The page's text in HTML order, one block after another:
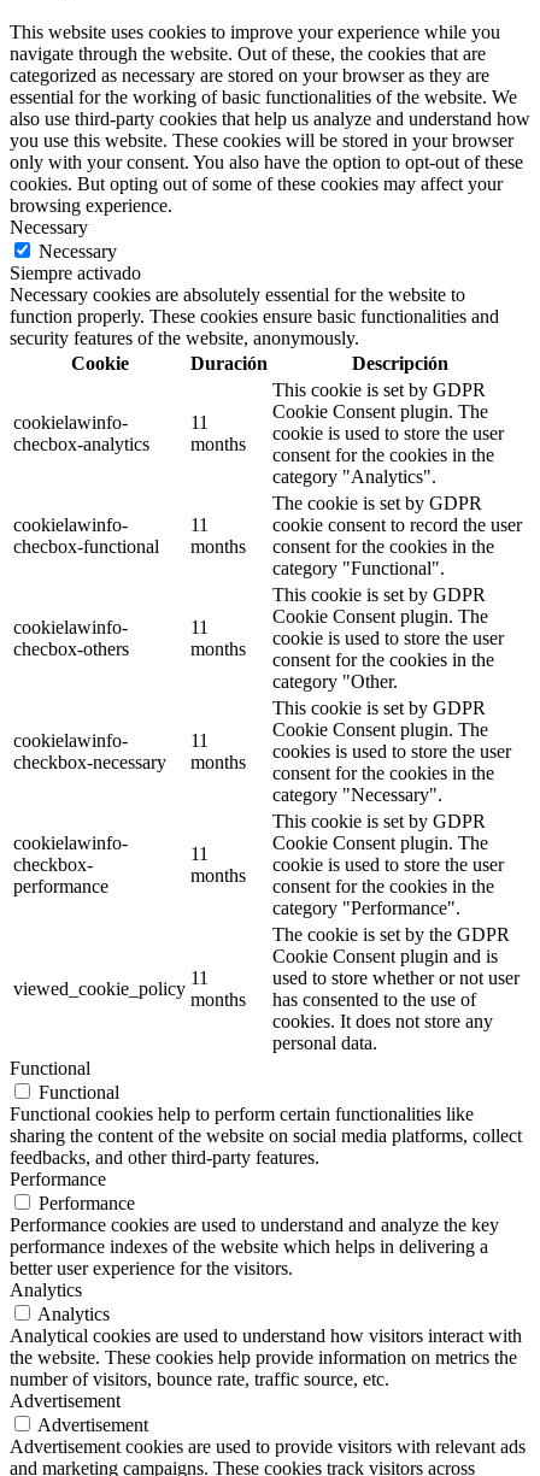
This website uses cookies to improve your experience while you
navigate through the website. Out of these, the cookies that are
categorized as necessary are stored on your browser as they are
essential for the working of basic functionalities of the website. We
also use third-party cookies that help us analyze and understand how
you use this website. These cookies will be stored in your browser
only with your consent. You also have the option to opt-out of these
cookies. But opting out of some of these cookies may affect your
browsing experience.
Necessary
Necessary
Siempre activado
Necessary cookies are absolutely essential for the website to
function properly. These cookies ensure basic functionalities and
security features of the website, anonymously.
Cookie
Duración Descripción
cookielawinfo-
checbox-analytics
11
months
This cookie is set by GDPR
Cookie Consent plugin. The
cookie is used to store the user
consent for the cookies in the
category "Analytics".
cookielawinfo-
checbox-functional
11
months
The cookie is set by GDPR
cookie consent to record the user
consent for the cookies in the
category "Functional".
cookielawinfo-
checbox-others
11
months
This cookie is set by GDPR
Cookie Consent plugin. The
cookie is used to store the user
consent for the cookies in the
category "Other.
cookielawinfo-
checkbox-necessary
11
months
This cookie is set by GDPR
Cookie Consent plugin. The
cookies is used to store the user
consent for the cookies in the
category "Necessary".
cookielawinfo-
checkbox-
performance
11
months
This cookie is set by GDPR
Cookie Consent plugin. The
cookie is used to store the user
consent for the cookies in the
category "Performance".
viewed_cookie_policy
11
months
The cookie is set by the GDPR
Cookie Consent plugin and is
used to store whether or not user
has consented to the use of
cookies. It does not store any
personal data.
Functional
Functional
Functional cookies help to perform certain functionalities like
sharing the content of the website on social media platforms, collect
feedbacks, and other third-party features.
Performance
Performance
Performance cookies are used to understand and analyze the key
performance indexes of the website which helps in delivering a
better user experience for the visitors.
Analytics
Analytics
Analytical cookies are used to understand how visitors interact with
the website. These cookies help provide information on metrics the
number of visitors, bounce rate, traffic source, etc.
Advertisement
Advertisement
Advertisement cookies are used to provide visitors with relevant ads
and marketing campaigns. These cookies track visitors across